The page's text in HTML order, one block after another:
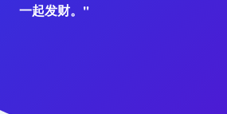
一起发财。"